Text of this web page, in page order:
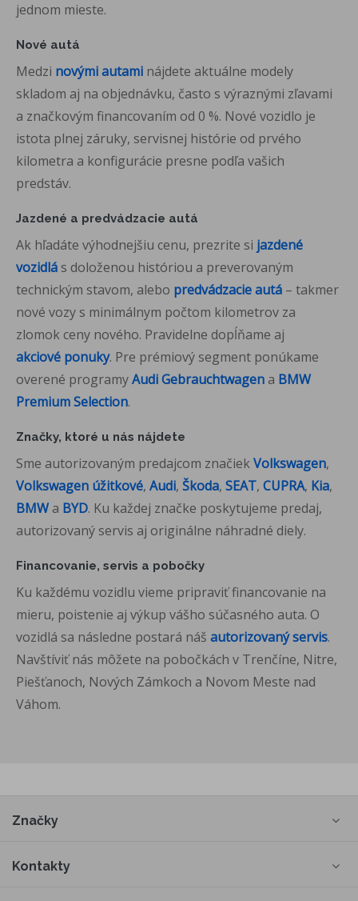
jednom mieste.
Nové autá
Medzi novými autami nájdete aktuálne modely
skladom aj na objednávku, často s výraznými zľavami
a značkovým financovaním od 0 %. Nové vozidlo je
istota plnej záruky, servisnej histórie od prvého
kilometra a konfigurácie presne podľa vašich
predstáv.
Jazdené a predvádzacie autá
Ak hľadáte výhodnejšiu cenu, prezrite si jazdené
vozidlá s doloženou históriou a preverovaným
technickým stavom, alebo predvádzacie autá – takmer
nové vozy s minimálnym počtom kilometrov za
zlomok ceny nového. Pravidelne dopĺňame aj
akciové ponuky. Pre prémiový segment ponúkame
overené programyAudi Gebrauchtwagen a BMW
Premium Selection.
Značky, ktoré u nás nájdete
Sme autorizovaným predajcom značiekVolkswagen,
Volkswagen úžitkové, Audi, Škoda, SEAT, CUPRA, Kia,
BMW a BYD. Ku každej značke poskytujeme predaj,
autorizovaný servis aj originálne náhradné diely.
Financovanie, servis a pobočky
Ku každému vozidlu vieme pripraviť financovanie na
mieru, poistenie aj výkup vášho súčasného auta. O
vozidlá sa následne postará náš autorizovaný servis.
Navštíviť nás môžete na pobočkách v Trenčíne, Nitre,
Piešťanoch, Nových Zámkoch a Novom Meste nad
Váhom.
Značky
Kontakty